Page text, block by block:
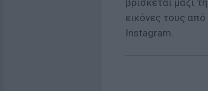
βρίσκεται μαζί
εικόνες τους
Instagram.